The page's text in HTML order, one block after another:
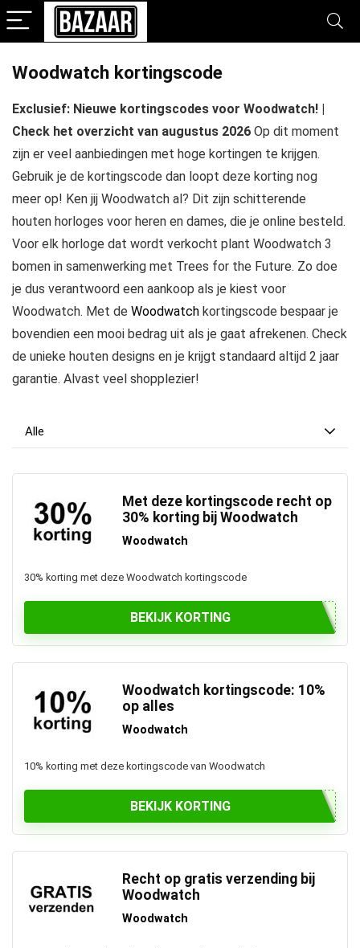
Woodwatch kortingscode
Exclusief: Nieuwe kortingscodes voor Woodwatch! |
Check het overzicht van augustus 2026 Op dit moment
zijn er veel aanbiedingen met hoge kortingen te krijgen.
Gebruik je de kortingscode dan loopt deze korting nog
meer op! Ken jij Woodwatch al? Dit zijn schitterende
houten horloges voor heren en dames, die je online besteld.
Voor elk horloge dat wordt verkocht plant Woodwatch 3
bomen in samenwerking met Trees for the Future. Zo doe
je dus verantwoord een aankoop als je kiest voor
Woodwatch. Met de Woodwatch kortingscode bespaar je
bovendien een mooi bedrag uit als je gaat afrekenen. Check
de unieke houten designs en je krijgt standaard altijd 2 jaar
garantie. Alvast veel shopplezier!
Alle
Met deze kortingscode recht op
30% korting bij Woodwatch
Woodwatch
30% korting met deze Woodwatch kortingscode
BEKIJK KORTING
Woodwatch kortingscode: 10%
op alles
Woodwatch
10% korting met deze kortingscode van Woodwatch
BEKIJK KORTING
Recht op gratis verzending bij
Woodwatch
Woodwatch